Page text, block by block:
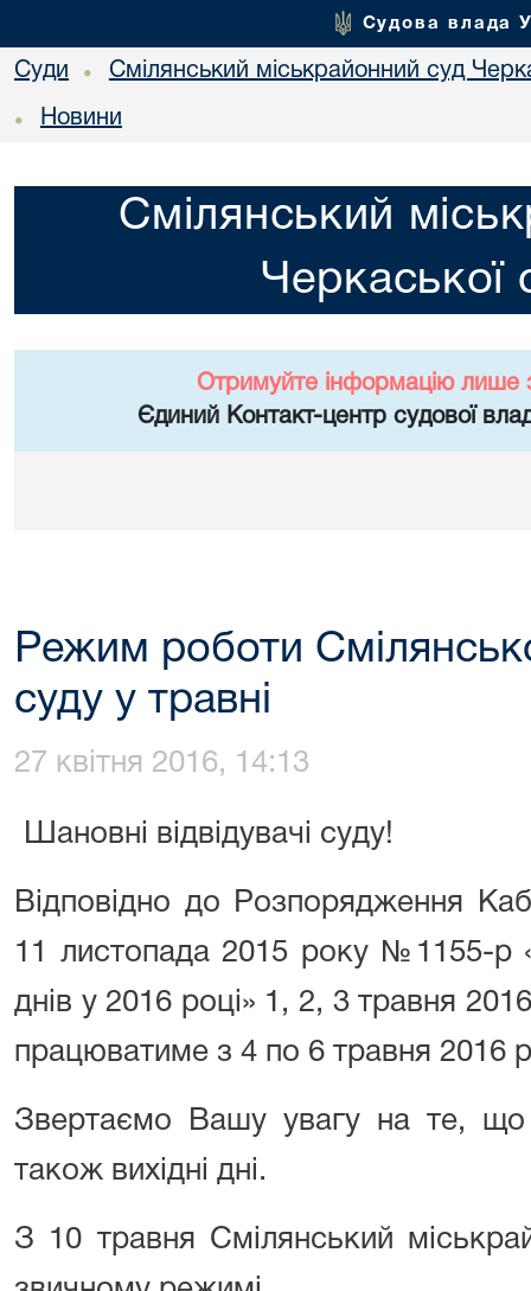
Судова влада
Суди • Смілянський міськрайонний суд
• Новини
Смілянський
Черкаської
Отримуйте інформацію лише
Єдиний Контакт-центр судової
Режим роботи
суду у травні
27 квітня 2016, 14:13
Шановні відвідувачі суду!
Відповідно до Розпорядження
11 листопада 2015 року №1155-р
днів у 2016 році» 1, 2, 3 травня
працюватиме з 4 по 6 травня 2016
Звертаємо Вашу увагу на те,
також вихідні дні.
З 10 травня Смілянський